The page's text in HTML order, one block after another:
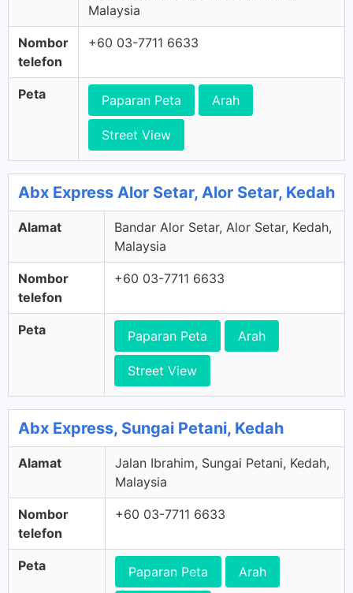
Malaysia
Nombor
telefon
+60 03-7711 6633
Peta Paparan Peta Arah
Street View
Abx Express Alor Setar, Alor Setar, Kedah
Alamat
Bandar Alor Setar, Alor Setar, Kedah,
Malaysia
Nombor
telefon
+60 03-7711 6633
Peta Paparan Peta Arah
Street View
Abx Express, Sungai Petani, Kedah
Alamat
Jalan Ibrahim, Sungai Petani, Kedah,
Malaysia
Nombor
telefon
+60 03-7711 6633
Peta Paparan Peta Arah